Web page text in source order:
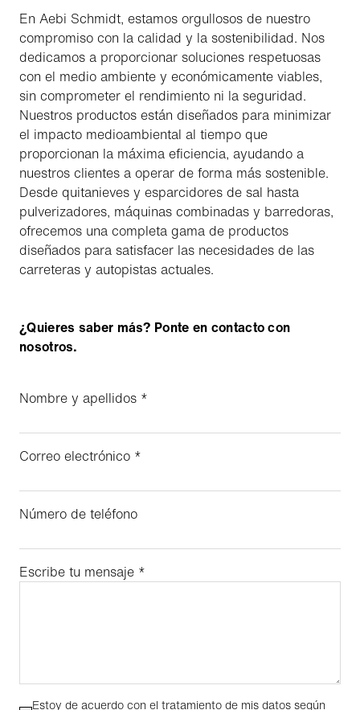
En Aebi Schmidt, estamos orgullosos de nuestro
compromiso con la calidad y la sostenibilidad. Nos
dedicamos a proporcionar soluciones respetuosas
con el medio ambiente y económicamente viables,
sin comprometer el rendimiento ni la seguridad.
Nuestros productos están diseñados para minimizar
el impacto medioambiental al tiempo que
proporcionan la máxima eficiencia, ayudando a
nuestros clientes a operar de forma más sostenible.
Desde quitanieves y esparcidores de sal hasta
pulverizadores, máquinas combinadas y barredoras,
ofrecemos una completa gama de productos
diseñados para satisfacer las necesidades de las
carreteras y autopistas actuales.
¿Quieres saber más? Ponte en contacto con
nosotros.
Nombre y apellidos *
Correo electrónico *
Número de teléfono
Escribe tu mensaje *
Estoy de acuerdo con el tratamiento de mis datos según